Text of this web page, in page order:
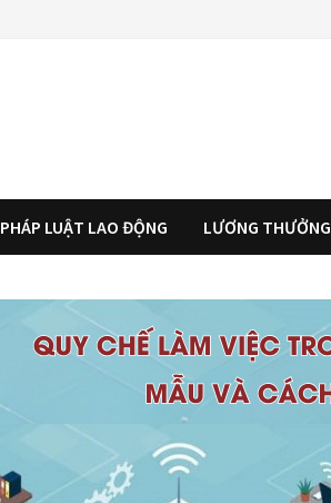
PHÁP LUẬT LAO ĐỘNG LƯƠNG THƯỞNG